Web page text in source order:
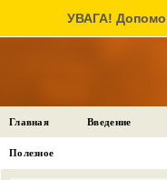
УВАГА!
Главная Введение
Полезное